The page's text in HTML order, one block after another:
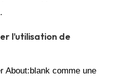
l’utilisation de
About:blank comme une